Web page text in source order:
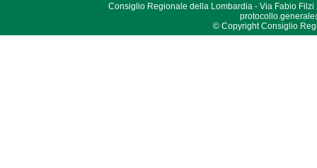
Consiglio Regionale della Lombardia - Via Fabio Filzi
© Copyright Consiglio